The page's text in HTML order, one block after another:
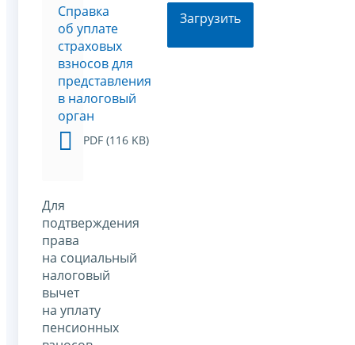
Cправка
об уплате
страховых
взносов для
представления
в налоговый
орган
PDF (116 KB)
Загрузить
Для
подтверждения
права
на социальный
налоговый
вычет
на уплату
пенсионных